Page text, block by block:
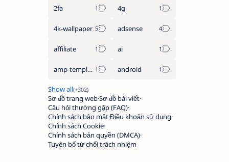
2fa 4g
4k-wallpaper adsense
affiliate ai
amp-template android
Sơ đồ trang webSơ đồ bài viết
Câu hỏi thường gặp (FAQ)
Chính sách bảo mậtĐiều khoản sử dụng
Chính sách Cookie
Chính sách bản quyền (DMCA)
Tuyên bố từ chối trách nhiệm